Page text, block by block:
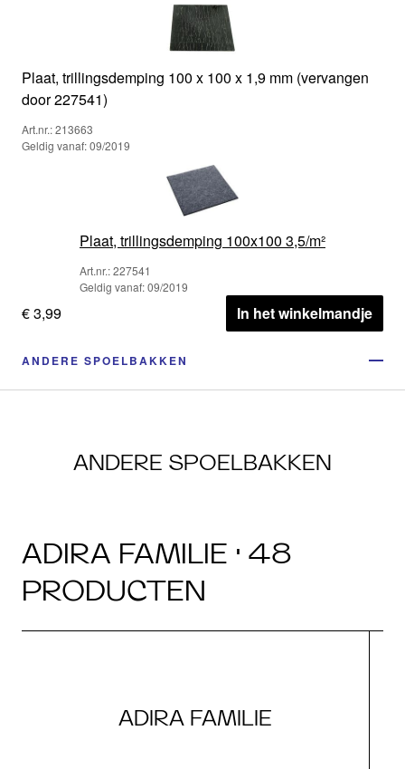
Plaat, trillingsdemping 100 x 100 x 1,9 mm (vervangen
door 227541)
Art.nr.: 213663
Geldig vanaf: 09/2019
Plaat, trillingsdemping 100x100 3,5/m²
Art.nr.: 227541
Geldig vanaf: 09/2019
€ 3,99 In het winkelmandje
ANDERE SPOELBAKKEN
ANDERE SPOELBAKKEN
ADIRA FAMILIE · 48
PRODUCTEN
ADIRA FAMILIE